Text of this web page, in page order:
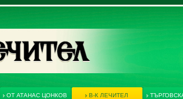
ОТ АТАНАС ЦОНКОВ В-К ЛЕЧИТЕЛ